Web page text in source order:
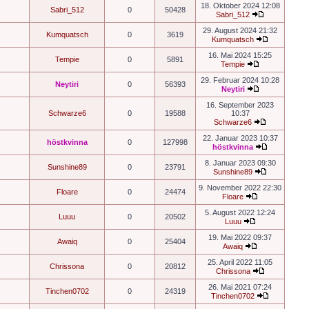
Sabri_512 0 50428
18. Oktober 2024 12:08
Sabri_512
Kumquatsch 0 3619
29. August 2024 21:32
Kumquatsch
Tempie 0 5891
16. Mai 2024 15:25
Tempie
Neytiri 0 56393
29. Februar 2024 10:28
Neytiri
Schwarze6 0 19588
16. September 2023
10:37
Schwarze6
höstkvinna 0 127998
22. Januar 2023 10:37
höstkvinna
Sunshine89 0 23791
8. Januar 2023 09:30
Sunshine89
Floare 0 24474
9. November 2022 22:30
Floare
Luuu 0 20502
5. August 2022 12:24
Luuu
Awaiq 0 25404
19. Mai 2022 09:37
Awaiq
Chrissona 0 20812
25. April 2022 11:05
Chrissona
Tinchen0702 0 24319
26. Mai 2021 07:24
Tinchen0702